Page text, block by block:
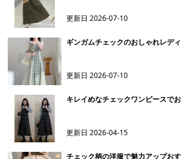
更新日2026-07-10
ギンガムチェックのおしゃれレデ
更新日2026-07-10
キレイめなチェックワンピースで
更新日2026-04-15
チェック柄の洋服で魅力アップお